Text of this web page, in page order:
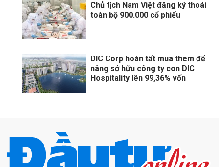
Chủ tịch Nam Việt đăng ký thoái
toàn bộ 900.000 cổ phiếu
DIC Corp hoàn tất mua thêm để
nâng sở hữu công ty con DIC
Hospitality lên 99,36% vốn